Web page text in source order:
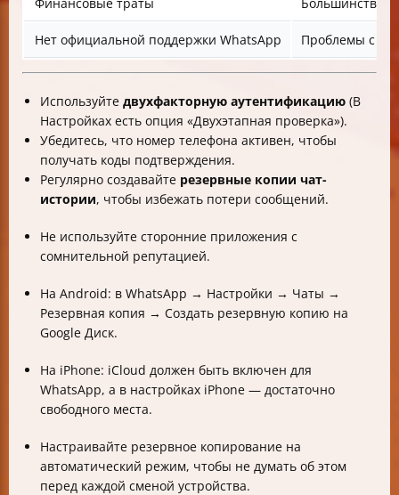
Финансовые траты Большинство
Нет официальной поддержки WhatsApp Проблемы с
Используйте двухфакторную аутентификацию (В
Настройках есть опция «Двухэтапная проверка»).
Убедитесь, что номер телефона активен, чтобы
получать коды подтверждения.
Регулярно создавайте резервные копии чат-
истории, чтобы избежать потери сообщений.
Не используйте сторонние приложения с
сомнительной репутацией.
На Android: в WhatsApp → Настройки → Чаты →
Резервная копия → Создать резервную копию на
Google Диск.
На iPhone: iCloud должен быть включен для
WhatsApp, а в настройках iPhone — достаточно
свободного места.
Настраивайте резервное копирование на
автоматический режим, чтобы не думать об этом
перед каждой сменой устройства.